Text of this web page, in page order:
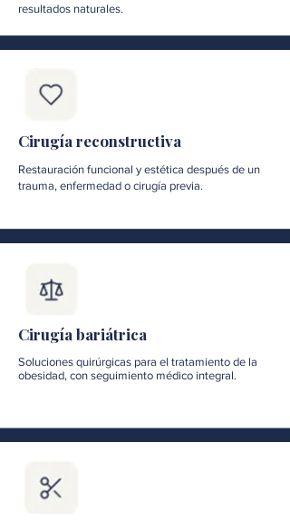
resultados naturales.
Cirugía reconstructiva
Restauración funcional y estética después de un
trauma, enfermedad o cirugía previa.
Cirugía bariátrica
Soluciones quirúrgicas para el tratamiento de la
obesidad, con seguimiento médico integral.